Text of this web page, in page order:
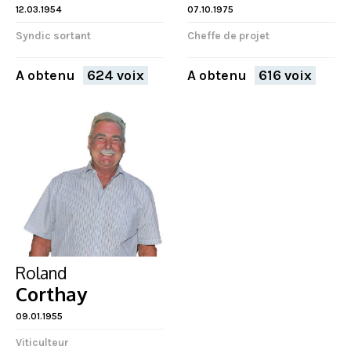
12.03.1954
Syndic sortant
A obtenu 624 voix
07.10.1975
Cheffe de projet
A obtenu 616 voix
Roland
Corthay
09.01.1955
Viticulteur